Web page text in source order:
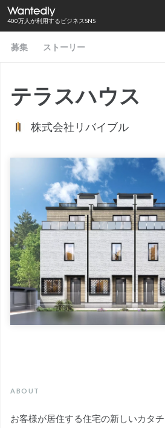
400万人が利用するビジネスSNS
募集 ストーリー
テラスハウス
株式会社リバイブル
ABOUT
お客様が居住する住宅の新しいカタ